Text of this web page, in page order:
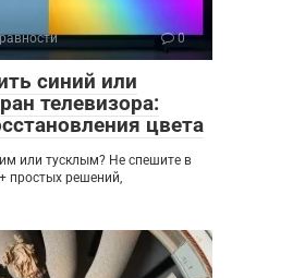
0
синий или
телевизора:
цвета
или тусклым? Не спешите в
простых решений,